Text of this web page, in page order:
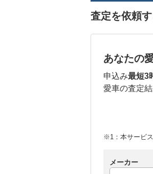
査定を依頼
あなたの
申込み最短3
愛車の査定
※1：本サービ
メーカー